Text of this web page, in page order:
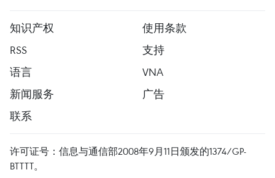
知识产权
使用条款
RSS
支持
语言
VNA
新闻服务
广告
联系
许可证号：信息与通信部2008年9月11日颁发的1374/GP-
BTTTT。